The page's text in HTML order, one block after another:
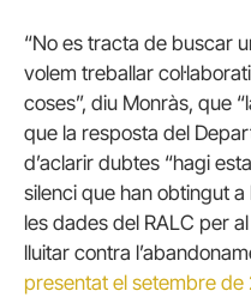
“No es tracta de buscar
volem treballar
coses”, diu Monràs, que
que la resposta del
d’aclarir dubtes “hagi
silenci que han obtingut
les dades del RALC per
lluitar contra
presentat el setembre de